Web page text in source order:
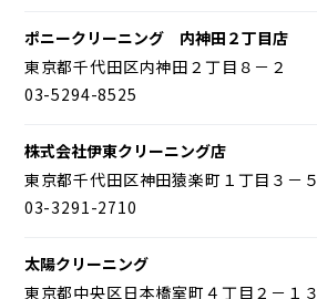
ポニークリーニング 内神田２丁目店
東京都千代田区内神田２丁目８－２
03-5294-8525
株式会社伊東クリーニング店
東京都千代田区神田猿楽町１丁目３－５
03-3291-2710
太陽クリーニング
東京都中央区日本橋室町４丁目２－１３